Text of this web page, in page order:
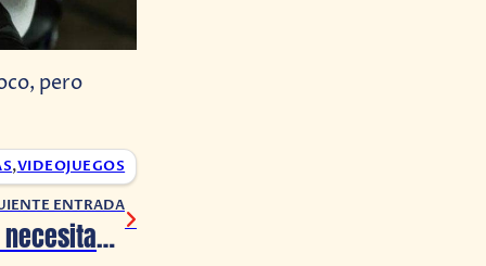
pero
,VIDEOJUEGOS
ENTRADA
JBL tiene lo que necesitas para el día del padre.